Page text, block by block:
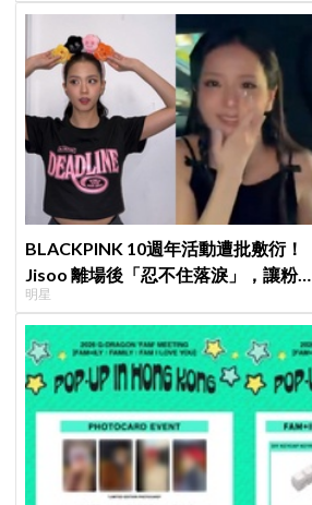
BLACKPINK 10週年活動遭批敷衍！
Jisoo 離場後「忍不住落淚」，讓粉絲
看了好心疼
明星